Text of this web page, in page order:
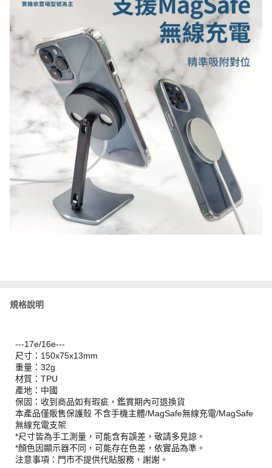
規格說明
---17e/16e---
尺寸：150x75x13mm
重量：32g
材質：TPU
產地：中國
保固：收到商品如有瑕疵，鑑賞期內可退換貨
本產品僅販售保護殼 不含手機主體/MagSafe無線充電/MagSafe
無線充電支架
*尺寸皆為手工測量，可能含有誤差，敬請多見諒。
*顏色因顯示器不同，可能存在色差，依實品為準。
注意事項：門市不提供代貼服務，謝謝。